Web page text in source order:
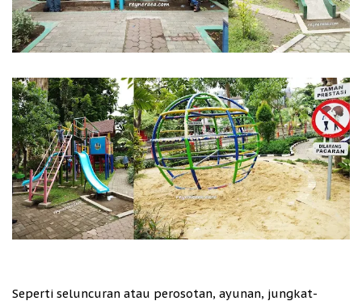
Seperti seluncuran atau perosotan, ayunan, jungkat-